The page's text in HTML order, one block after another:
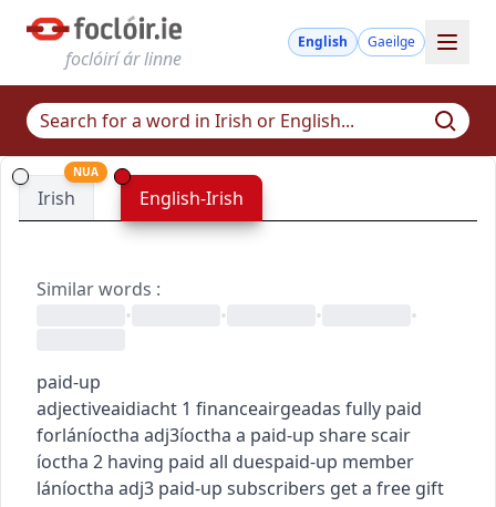
foclóirí ár linne
English Gaeilge
Irish
NUA
English-Irish
Similar words :
•
• • •
paid-up
adjectiveaidiacht 1 financeairgeadas fully paid
forláníoctha adj3íoctha a paid-up sharescair
íoctha 2 having paid all duespaid-up member
láníoctha adj3 paid-up subscribers get a free gift